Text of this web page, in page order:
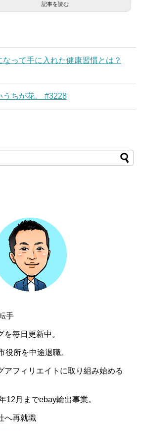
記事を読む
なって手に入れた健康習慣とは？
うちが花。 #3228
手
毎日更新中。
役所を中途退職。
アフィリエイトに取り組み始める
12月までebay輸出事業。
へ再就職